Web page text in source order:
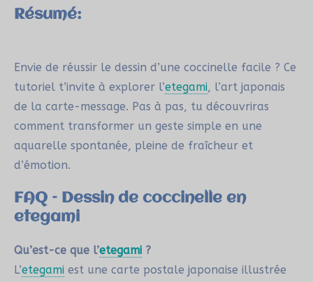
Résumé:
Envie de réussir le dessin d’une coccinelle facile ? Ce
tutoriel t’invite à explorer l’etegami, l’art japonais
de la carte-message. Pas à pas, tu découvriras
comment transformer un geste simple en une
aquarelle spontanée, pleine de fraîcheur et
d’émotion.
FAQ – Dessin de coccinelle en
etegami
Qu’est-ce que l’etegami ?
L’etegami est une carte postale japonaise illustrée